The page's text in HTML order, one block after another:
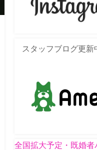
スタッフブログ更新
全国拡大予定・既婚者